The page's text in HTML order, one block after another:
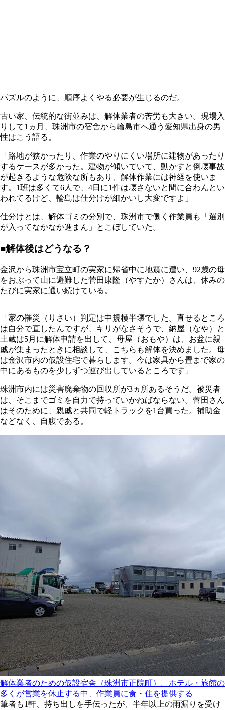
パズルのように、順序よくやる必要が生じるのだ。
古い家、伝統的な街並みは、解体業者の苦労も大きい。現場入
りして1ヵ月、珠洲市の宿舎から輪島市へ通う愛知県出身の男
性はこう語る。
「路地が狭かったり、作業のやりにくい場所に建物があったり
するケースが多かった。建物が傾いていて、動かすと倒壊事故
が起きるような危険な所もあり、解体作業には神経を使いま
す。1班は多くて6人で、4日に1件は壊さないと間に合わんとい
われてるけど、輪島は仕分けが細かいし大変ですよ」
仕分けとは、解体ゴミの分別で、珠洲市で働く作業員も「選別
が入ってなかなか進まん」とこぼしていた。
■解体後はどうなる？
金沢から珠洲市宝立町の実家に帰省中に地震に遭い、92歳の母
をおぶって山に避難した菅田康隆（やすたか）さんは、休みの
たびに実家に通い続けている。
「家の罹災（りさい）判定は中規模半壊でした。直せるところ
は自分で直したんですが、キリがなさそうで、納屋（なや）と
土蔵は5月に解体申請を出して、母屋（おもや）は、お盆に親
戚が集まったときに相談して、こちらも解体を決めました。母
は金沢市内の仮設住宅で暮らします。今は家具から畳まで家の
中にあるものを少しずつ運び出しているところです」
珠洲市内には災害廃棄物の回収所が3ヵ所あるそうだ。被災者
は、そこまでゴミを自力で持っていかねばならない。菅田さん
はそのために、親戚と共同で軽トラックを1台買った。補助金
などなく、自腹である。
解体業者のための仮設宿舎（珠洲市正院町）。ホテル・旅館の
多くが営業を休止する中、作業員に食・住を提供する
筆者も1軒、持ち出しを手伝ったが、半年以上の雨漏りを受け